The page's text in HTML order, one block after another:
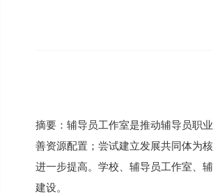
摘要：辅导员工作室是推动辅导员职
善资源配置；尝试建立发展共同体为
进一步提高。学校、辅导员工作室、
建设。